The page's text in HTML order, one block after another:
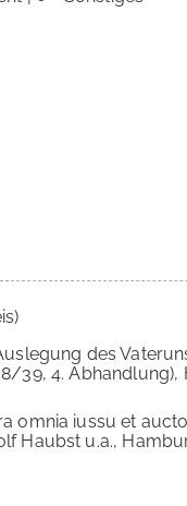
des
4. Abhandlung),
omnia iussu et
u.a.,